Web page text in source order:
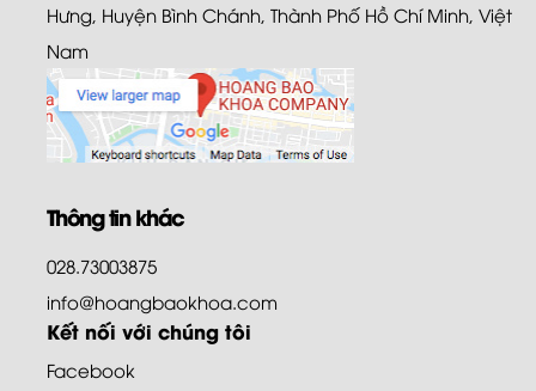
Hưng, Huyện Bình Chánh, Thành Phố Hồ Chí Minh, Việt
Nam
Thông tin khác
028.73003875
info@hoangbaokhoa.com
Kết nối với chúng tôi
Facebook